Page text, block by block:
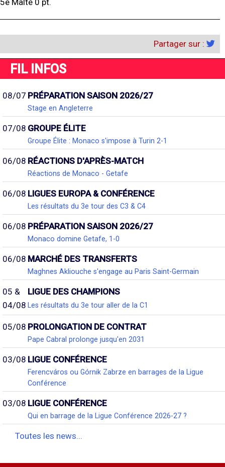
Partager sur :
FIL INFOS
08/07 PRÉPARATION SAISON 2026/27
Stage en Angleterre
07/08 GROUPE ÉLITE
Groupe Élite : Monaco s'impose à Turin 2-1
06/08 RÉACTIONS D'APRÈS-MATCH
Réactions de Monaco - Getafe
06/08 LIGUES EUROPA & CONFÉRENCE
Les résultats du 3e tour des C3 & C4
06/08 PRÉPARATION SAISON 2026/27
Monaco domine Getafe, 1-0
06/08 MARCHÉ DES TRANSFERTS
Maghnes Akliouche s'engage au Paris Saint-Germain
05 &
04/08
LIGUE DES CHAMPIONS
Les résultats du 3e tour aller de la C1
05/08 PROLONGATION DE CONTRAT
Pape Cabral prolonge jusqu'en 2031
03/08 LIGUE CONFÉRENCE
Ferencváros ou Górnik Zabrze en barrages de la Ligue
Conférence
03/08 LIGUE CONFÉRENCE
Qui en barrage de la Ligue Conférence 2026-27 ?
Toutes les news...